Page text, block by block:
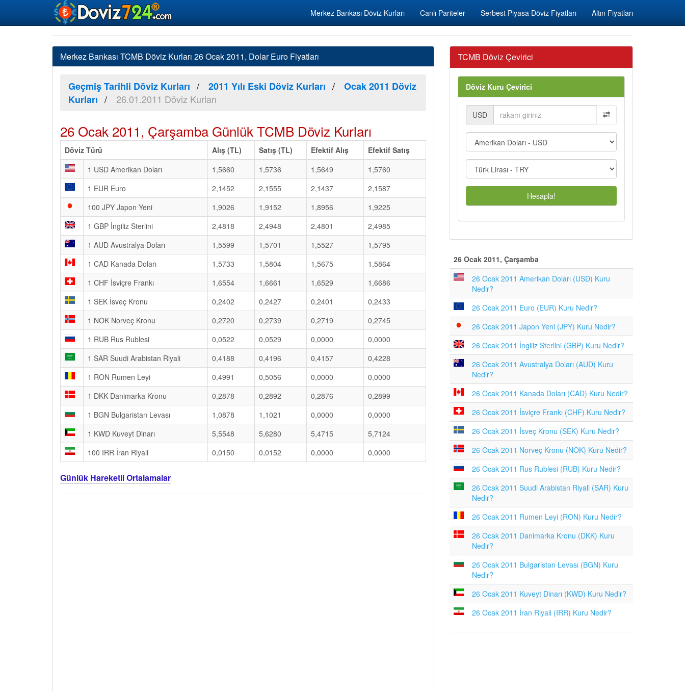
Merkez Bankası Döviz Kurları Canlı Pariteler Serbest Piyasa Döviz Fiyatları Altın Fiyatları
Merkez Bankası TCMB Döviz Kurları 26 Ocak 2011, Dolar Euro Fiyatları
Geçmiş Tarihli Döviz Kurları 2011 Yılı Eski Döviz Kurları
Ocak 2011 Döviz
Kurları
26.01.2011 Döviz Kurları
26 Ocak 2011, Çarşamba Günlük TCMB Döviz Kurları
Döviz Türü Alış (TL) Satış (TL) Efektif Alış
Efektif Satış
1 USD Amerikan Doları
1,5660 1,5736 1,5649
1,5760
1 EUR Euro
2,1452 2,1555 2,1437
2,1587
100 JPY Japon Yeni
1,9026 1,9152 1,8956
1,9225
1 GBP İngiliz Sterlini
2,4818 2,4948 2,4801
2,4985
1 AUD Avustralya Doları
1,5599 1,5701 1,5527
1,5795
1 CAD Kanada Doları
1,5733 1,5804 1,5675
1,5864
1 CHF İsviçre Frankı
1,6554 1,6661 1,6529
1,6686
1 SEK İsveç Kronu
0,2402 0,2427 0,2401
0,2433
1 NOK Norveç Kronu
0,2720 0,2739 0,2719
0,2745
1 RUB Rus Rublesi
0,0522 0,0529 0,0000
0,0000
1 SAR Suudi Arabistan Riyali
0,4188 0,4196 0,4157
0,4228
1 RON Rumen Leyi
0,4991 0,5056 0,0000
0,0000
1 DKK Danimarka Kronu
0,2878 0,2892 0,2876
0,2899
1 BGN Bulgaristan Levası
1,0878 1,1021 0,0000
0,0000
1 KWD Kuveyt Dinarı
5,5548 5,6280 5,4715
5,7124
100 IRR İran Riyali
0,0150 0,0152 0,0000 0,0000
Günlük Hareketli Ortalamalar
TCMB Döviz Çevirici
Döviz Kuru Çevirici
USD
Hesapla!
26 Ocak 2011, Çarşamba
26 Ocak 2011 Amerikan Doları (USD) Kuru
Nedir?
26 Ocak 2011 Euro (EUR) Kuru Nedir?
26 Ocak 2011 Japon Yeni (JPY) Kuru Nedir?
26 Ocak 2011 İngiliz Sterlini (GBP) Kuru Nedir?
26 Ocak 2011 Avustralya Doları (AUD) Kuru
Nedir?
26 Ocak 2011 Kanada Doları (CAD) Kuru Nedir?
26 Ocak 2011 İsviçre Frankı (CHF) Kuru Nedir?
26 Ocak 2011 İsveç Kronu (SEK) Kuru Nedir?
26 Ocak 2011 Norveç Kronu (NOK) Kuru Nedir?
26 Ocak 2011 Rus Rublesi (RUB) Kuru Nedir?
26 Ocak 2011 Suudi Arabistan Riyali (SAR) Kuru
Nedir?
26 Ocak 2011 Rumen Leyi (RON) Kuru Nedir?
26 Ocak 2011 Danimarka Kronu (DKK) Kuru
Nedir?
26 Ocak 2011 Bulgaristan Levası (BGN) Kuru
Nedir?
26 Ocak 2011 Kuveyt Dinarı (KWD) Kuru Nedir?
26 Ocak 2011 İran Riyali (IRR) Kuru Nedir?